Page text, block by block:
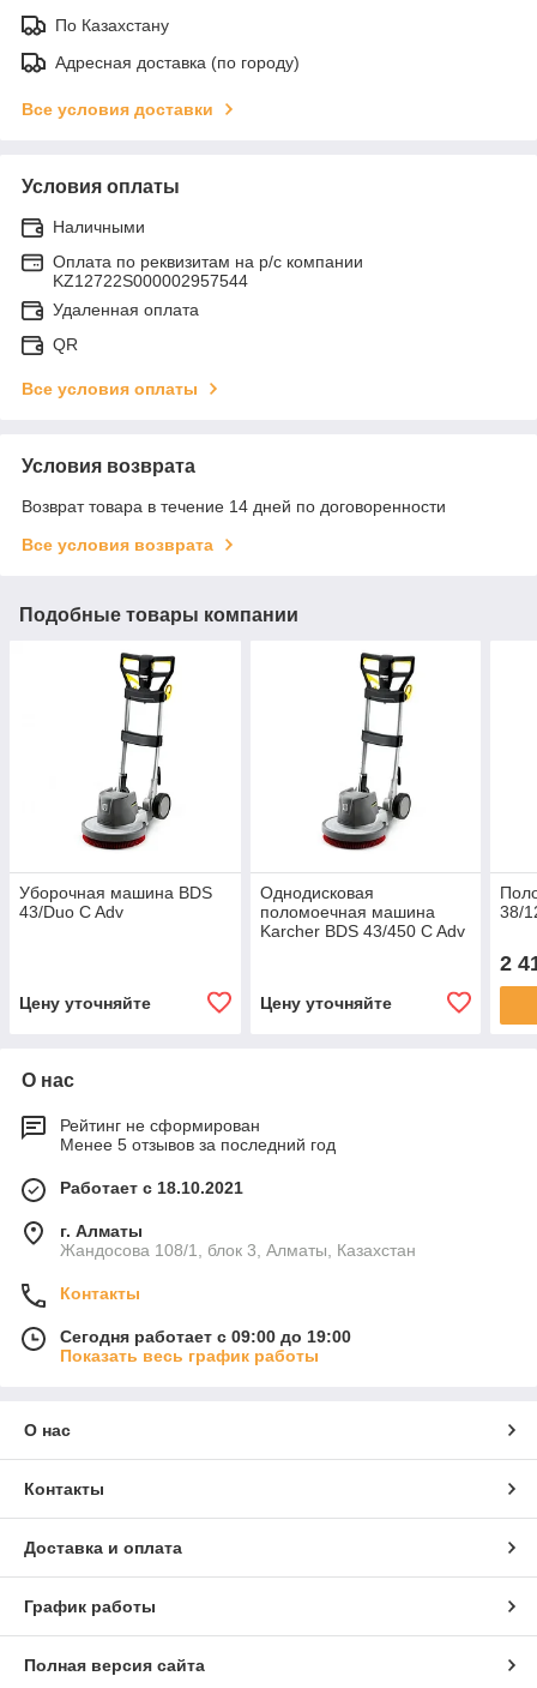
По Казахстану
Адресная доставка (по городу)
Все условия доставки
Условия оплаты
Наличными
Оплата по реквизитам на р/с компании
KZ12722S000002957544
Удаленная оплата
QR
Все условия оплаты
Условия возврата
Возврат товара в течение 14 дней по договоренности
Все условия возврата
Подобные товары компании
Уборочная машина BDS
43/Duo C Adv
Цену уточняйте
Однодисковая
поломоечная машина
Karcher BDS 43/450 C Adv
Цену уточняйте
38/
2
О нас
Рейтинг не сформирован
Менее 5 отзывов за последний год
Работает с 18.10.2021
г. Алматы
Жандосова 108/1, блок 3, Алматы, Казахстан
Контакты
Сегодня работает с 09:00 до 19:00
Показать весь график работы
О нас
Контакты
Доставка и оплата
График работы
Полная версия сайта